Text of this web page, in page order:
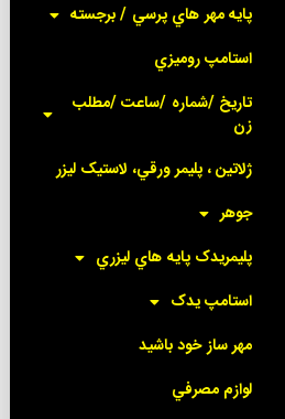
پايه مهر هاي پرسي / برجسته
استامپ روميزي
تاريخ /شماره /ساعت /مطلب
زن
ژلاتين ، پليمر ورقي، لاستيک ليزر
جوهر
پليمريدک پايه هاي ليزري
استامپ يدک
مهر ساز خود باشيد
لوازم مصرفي